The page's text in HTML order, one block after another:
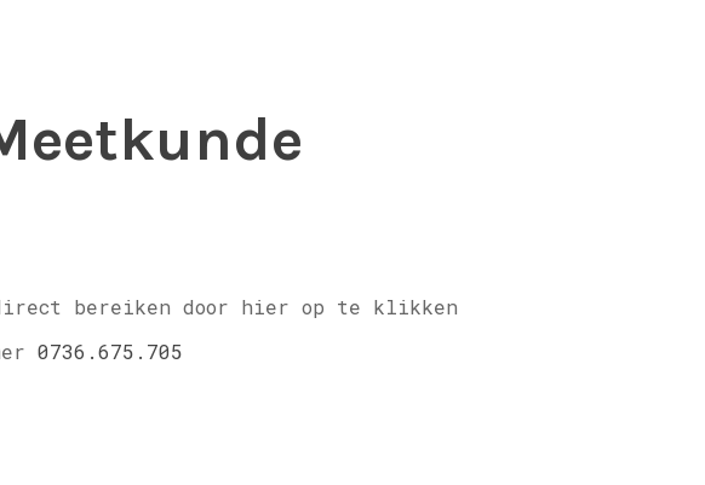
bereiken door hier op te klikken
0736.675.705